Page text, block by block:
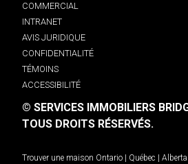
COMMERCIAL
INTRANET
AVIS JURIDIQUE
CONFIDENTIALITÉ
TÉMOINS
ACCESSIBILITÉ
© SERVICES IMMOBILIERS
TOUS DROITS RÉSERVÉS.
Trouver une maison Ontario Québec Alberta